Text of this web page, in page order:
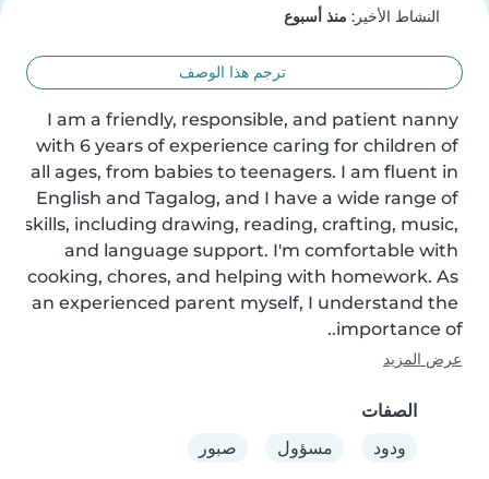
النشاط الأخير: منذ أسبوع
ترجم هذا الوصف
I am a friendly, responsible, and patient nanny
with 6 years of experience caring for children of
all ages, from babies to teenagers. I am fluent in
English and Tagalog, and I have a wide range of
skills, including drawing, reading, crafting, music,
and language support. I'm comfortable with
cooking, chores, and helping with homework. As
an experienced parent myself, I understand the
importance of..
عرض المزيد
الصفات
ودود
مسؤول صبور